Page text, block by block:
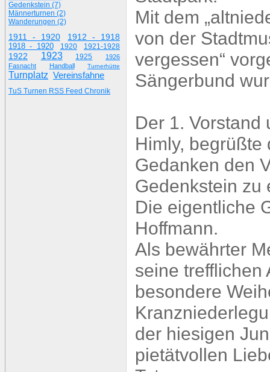
Gedenkstein (7)
Männerturnen (2)
Wanderungen (2)
1911 - 1920
1912 - 1918
1918 - 1920
1920 1921-1928
1922 1923 1925
1926
Fasnacht
Handball Turnerhütte
Turnplatz Vereinsfahne
TuS Turnen RSS Feed Chronik
Mit dem
von der
vergessen“
Sängerbund
Der 1. Vorstand
Himly, begrüßte
Gedanken den
Gedenkstein zu
Die eigentliche
Hoffmann.
Als bewährter
seine trefflichen
besondere
der hiesigen
pietätvollen